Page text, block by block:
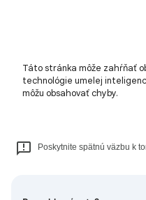
Táto stránka môže zahŕňať
technológie umelej
môžu obsahovať chyby.
Poskytnite spätnú väzbu k